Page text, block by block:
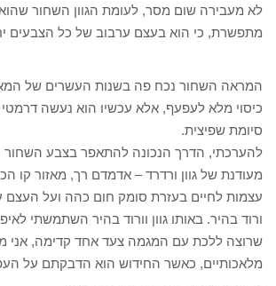
לא מעבירה שום מסר, לעומת הגוון השחור
מתפשרת, כי הוא בעצם ערבוב של כל הצבעים
המראה השחור נכח פה בשנות העשרים של
כיסוי מלא לעפעף, אלא עכשיו הוא נעשה דרמטי
סיומת שפיצית.
להערכתי, הדרך הנכונה להתאפר בצבע השחור
מעודנת של גוון ורדרד – אדמדם רך, מאזור קו
עצמות לחיים בעזרת סומק חום כהה ועל העצם
ורוד בהיר. באותו גוון וורוד בהיר השתמשתי
שרוצה ללכת עם המגמה צעד אחד קדימה, אני
מלאכותיים, כאשר החידוש הוא הדבקתם על